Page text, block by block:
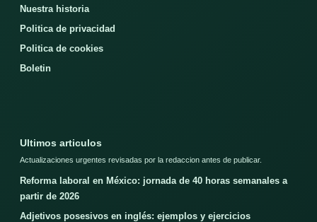
Nuestra historia
Politica de privacidad
Politica de cookies
Boletin
Ultimos articulos
Actualizaciones urgentes revisadas por la redaccion antes de publicar.
Reforma laboral en México: jornada de 40 horas semanales a
partir de 2026
Adjetivos posesivos en inglés: ejemplos y ejercicios